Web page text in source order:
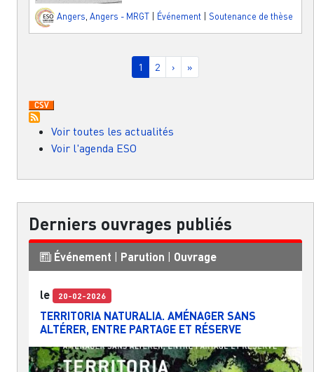
Angers, Angers - MRGT Événement Soutenance de thèse
Page courante
1 Page
2 Page suivante
› Dernière page
»
Voir toutes les actualités
Voir l'agenda ESO
Derniers ouvrages publiés
Événement Parution Ouvrage
le 20-02-2026
TERRITORIA NATURALIA. AMÉNAGER SANS
ALTÉRER, ENTRE PARTAGE ET RÉSERVE